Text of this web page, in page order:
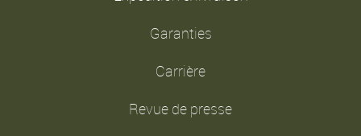
Garanties
Carrière
Revue de presse